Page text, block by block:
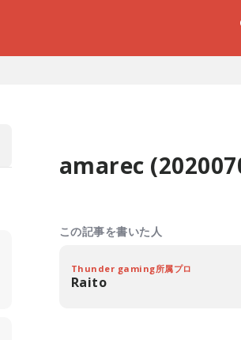
amarec
この記事を書いた人
Thunder gaming所属プロ
Raito